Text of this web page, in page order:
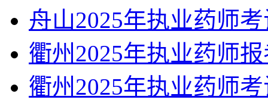
舟山2025年执业药师
衢州2025年执业药师
衢州2025年执业药师